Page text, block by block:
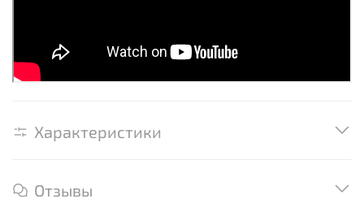
Характеристики
Отзывы